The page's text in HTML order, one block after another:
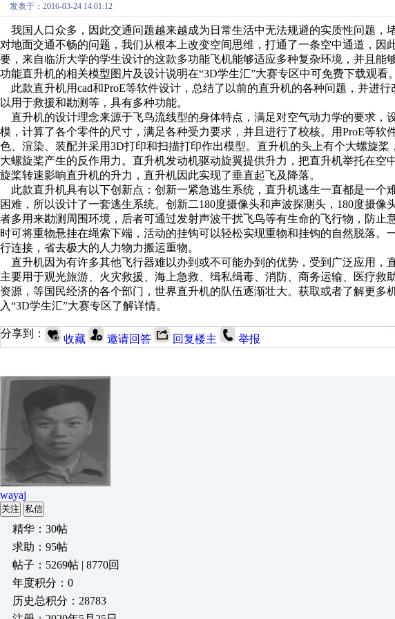
发表于：2016-03-24 14:01:12
我国人口众多，因此交通问题越来越成为日常生活中无法规避的实质性问题，
对地面交通不畅的问题，我们从根本上改变空间思维，打通了一条空中通道，因
要，来自临沂大学的学生设计的这款多功能飞机能够适应多种复杂环境，并且能
功能直升机的相关模型图片及设计说明在“3D学生汇”大赛专区中可免费下载观看。
此款直升机用cad和ProE等软件设计，总结了以前的直升机的各种问题，并进
以用于救援和勘测等，具有多种功能。
直升机的设计理念来源于飞鸟流线型的身体特点，满足对空气动力学的要求，
模，计算了各个零件的尺寸，满足各种受力要求，并且进行了校核。用ProE等软
色、渲染、装配并采用3D打印和扫描打印作出模型。直升机的头上有个大螺旋
大螺旋桨产生的反作用力。直升机发动机驱动旋翼提供升力，把直升机举托在空
旋桨转速影响直升机的升力，直升机因此实现了垂直起飞及降落。
此款直升机具有以下创新点：创新一紧急逃生系统，直升机逃生一直都是一个
困难，所以设计了一套逃生系统。创新二180度摄像头和声波探测头，180度摄
者多用来勘测周围环境，后者可通过发射声波干扰飞鸟等有生命的飞行物，防止
时可将重物悬挂在绳索下端，活动的挂钩可以轻松实现重物和挂钩的自然脱落。
行连接，省去极大的人力物力搬运重物。
直升机因为有许多其他飞行器难以办到或不可能办到的优势，受到广泛应用，
主要用于观光旅游、火灾救援、海上急救、缉私缉毒、消防、商务运输、医疗救
资源，等国民经济的各个部门，世界直升机的队伍逐渐壮大。获取或者了解更多
入“3D学生汇”大赛专区了解详情。
分享到： 收藏 邀请回答 回复楼主 举报
wayaj
关注 私信
精华：30帖
求助：95帖
帖子：5269帖 | 8770回
年度积分：0
历史总积分：28783